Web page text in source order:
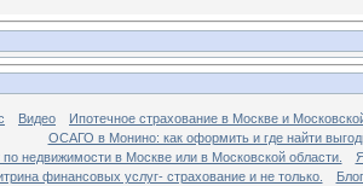
Видео
Ипотечное страхование в Москве и
ОСАГО в Монино: как оформить и где найти
недвижимости в Москве или в Московской области.
финансовых услуг- страхование и не только.
Блог